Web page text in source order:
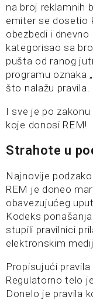
na broj reklamnih
emiter se dosetio
obezbedi i
kategorisao sa
pušta od ranog
programu oznaka
što nalažu pravila.
I sve je po
koje donosi REM!
Strahote u
Najnovije
REM je doneo
obavezujućeg
Kodeks
stupili pravilnici
elektronskim
Propisujući
Regulatorno telo
Donelo je pravila